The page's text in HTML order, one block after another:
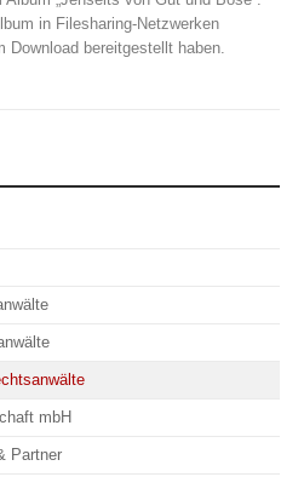
in Filesharing-Netzwerken
Download bereitgestellt haben.
mbH
Partner